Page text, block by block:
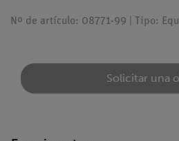
Nº de artículo: 08771-99 | Tipo:
Solicitar una